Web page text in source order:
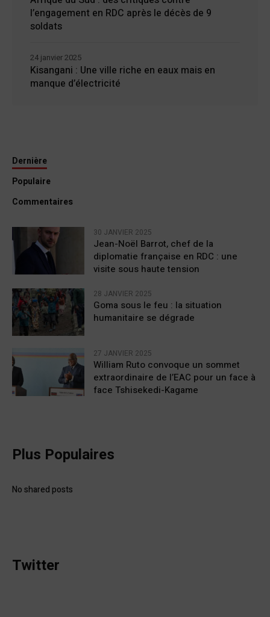
l’engagement en RDC après le décès de 9
soldats
Kisangani : Une ville riche en eaux mais en
manque d’électricité
24 janvier 2025
Dernière
Populaire
Commentaires
30 JANVIER 2025
Jean-Noël Barrot, chef de la
diplomatie française en RDC : une
visite sous haute tension
28 JANVIER 2025
Goma sous le feu : la situation
humanitaire se dégrade
27 JANVIER 2025
William Ruto convoque un sommet
extraordinaire de l’EAC pour un face à
face Tshisekedi-Kagame
Plus Populaires
No shared posts
Twitter